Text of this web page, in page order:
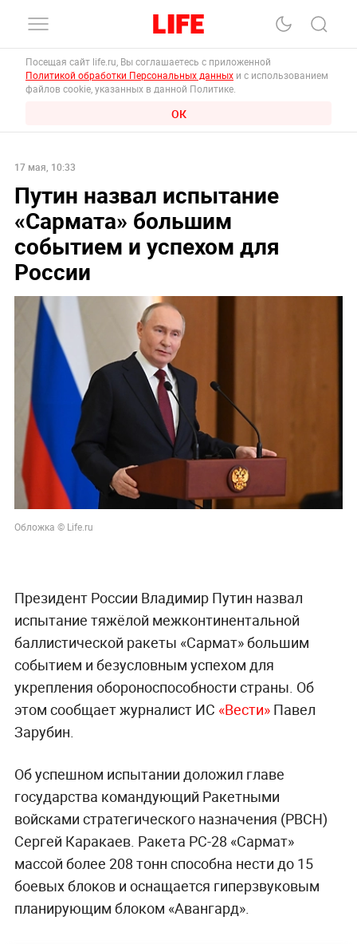
Посещая сайт life.ru, Вы соглашаетесь с приложенной
Политикой обработки Персональных данных и с использованием
файлов cookie, указанных в данной Политике.
ОК
17 мая, 10:33
Путин назвал испытание
«Сармата» большим
событием и успехом для
России
Обложка © Life.ru
Президент России Владимир Путин назвал
испытание тяжёлой межконтинентальной
баллистической ракеты «Сармат» большим
событием и безусловным успехом для
укрепления обороноспособности страны. Об
этом сообщает журналист ИС «Вести»Павел
Зарубин.
Об успешном испытании доложил главе
государства командующий Ракетными
войсками стратегического назначения (РВСН)
Сергей Каракаев. Ракета РС-28 «Сармат»
массой более 208 тонн способна нести до 15
боевых блоков и оснащается гиперзвуковым
планирующим блоком «Авангард».